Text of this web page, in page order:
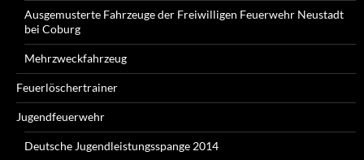
Ausgemusterte Fahrzeuge der Freiwilligen Feuerwehr Neustadt
bei Coburg
Mehrzweckfahrzeug
Feuerlöschertrainer
Jugendfeuerwehr
Deutsche Jugendleistungsspange 2014